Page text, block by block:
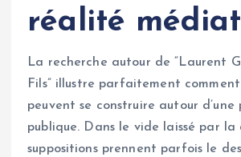
réalité
La recherche autour de “Laurent
Fils” illustre parfaitement comment
peuvent se construire autour d’une
publique. Dans le vide laissé par la
suppositions prennent parfois le